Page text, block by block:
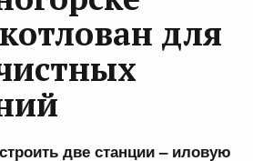
для
две станции – иловую